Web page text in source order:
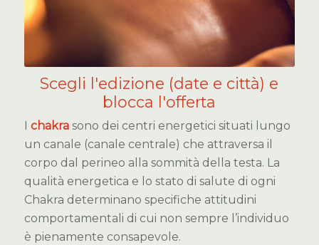
Scegli l'edizione (date e città) e
blocca l'offerta
I chakrasono dei centri energetici situati lungo
un canale (canale centrale) che attraversa il
corpo dal perineo alla sommità della testa. La
qualità energetica e lo stato di salute di ogni
Chakra determinano specifiche attitudini
comportamentali di cui non sempre l’individuo
è pienamente consapevole.